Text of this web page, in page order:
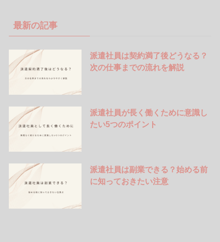
最新の記事
派遣社員は契約満了後どうなる？
次の仕事までの流れを解説
派遣社員が長く働くために意識し
たい5つのポイント
派遣社員は副業できる？始める前
に知っておきたい注意